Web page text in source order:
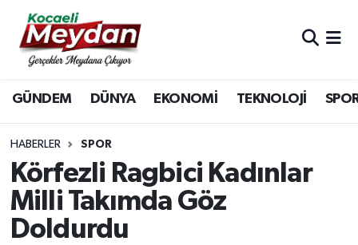
GÜNDEM DÜNYA EKONOMİ TEKNOLOJİ
HABERLER SPOR
Körfezli Ragbici Kadınlar
Milli Takımda Göz
Doldurdu
Nöbetçi Eczaneler
Hava Durumu
Trafik Durumu
Süper Lig Puan Durumu ve Fikstür
Tüm Manşetler